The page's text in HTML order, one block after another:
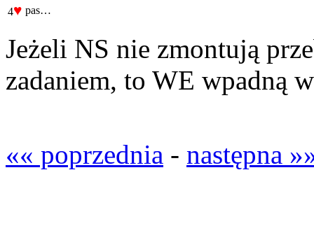
4♥ pas…
Jeżeli NS nie zmontują
zadaniem, to WE wpadną
«« poprzednia - następna